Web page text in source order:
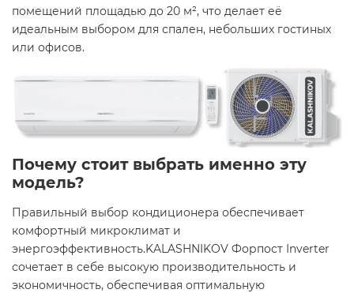
помещений площадью до 20 м², что делает её
идеальным выбором для спален, небольших гостиных
или офисов.​
Почему стоит выбрать именно эту
модель?
Правильный выбор кондиционера обеспечивает
комфортный микроклимат и
энергоэффективность.KALASHNIKOV Форпост Inverter
сочетает в себе высокую производительность и
экономичность, обеспечивая оптимальную